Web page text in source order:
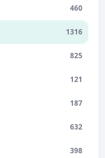
460
1316
825
121
187
632
398